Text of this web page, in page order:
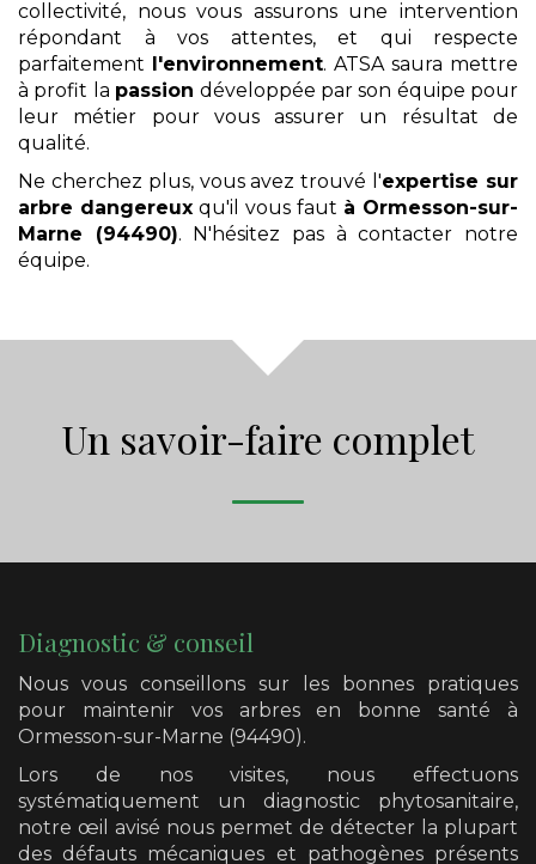
collectivité, nous vous assurons une intervention
répondant à vos attentes, et qui respecte
parfaitement l'environnement. ATSA saura mettre
à profit la passion développée par son équipe pour
leur métier pour vous assurer un résultat de
qualité.
Ne cherchez plus, vous avez trouvé l'expertise sur
arbre dangereux qu'il vous faut à Ormesson-sur-
Marne (94490). N'hésitez pas à contacter notre
équipe.
Un savoir-faire complet
Diagnostic & conseil
Nous vous conseillons sur les bonnes pratiques
pour maintenir vos arbres en bonne santé à
Ormesson-sur-Marne (94490).
Lors de nos visites, nous effectuons
systématiquement un diagnostic phytosanitaire,
notre œil avisé nous permet de détecter la plupart
des défauts mécaniques et pathogènes présents